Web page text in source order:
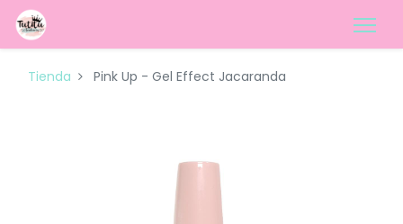
Tienda Pink Up - Gel Effect Jacaranda